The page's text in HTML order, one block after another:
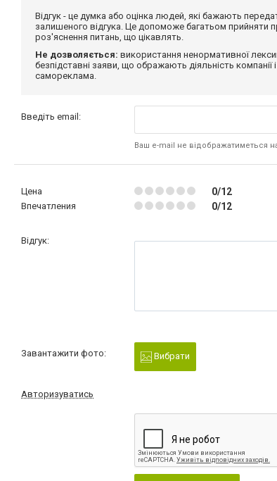
Відгук - це думка або оцінка людей, які бажають
залишеного відгука. Це допоможе багатьом прийняти
роз'яснення питань, що цікавлять.
Не дозволяється: використання ненормативної
безпідставні заяви, що ображають діяльність
самореклама.
Введіть email:
Ваш e-mail не відображатиметься на
Цена 0/12
Впечатления 0/12
Відгук:
Завантажити фото: Вибрати
Авторизуватись